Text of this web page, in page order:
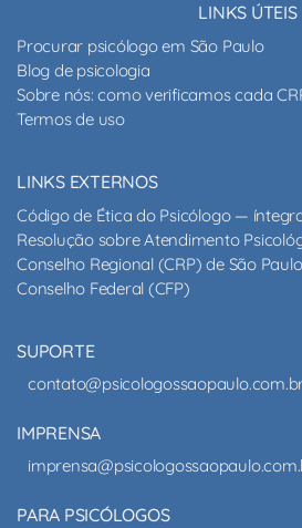
LINKS ÚTEIS
Procurar psicólogo em São Paulo
Blog de psicologia
Sobre nós: como verificamos cada
Termos de uso
LINKS EXTERNOS
Código de Ética do Psicólogo —
Resolução sobre Atendimento
Conselho Regional (CRP) de São Paulo
Conselho Federal (CFP)
SUPORTE
IMPRENSA
PARA PSICÓLOGOS